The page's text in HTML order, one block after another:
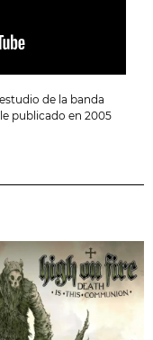
de la banda
publicado en 2005